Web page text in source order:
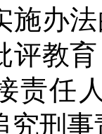
施办
评教
责任
究刑